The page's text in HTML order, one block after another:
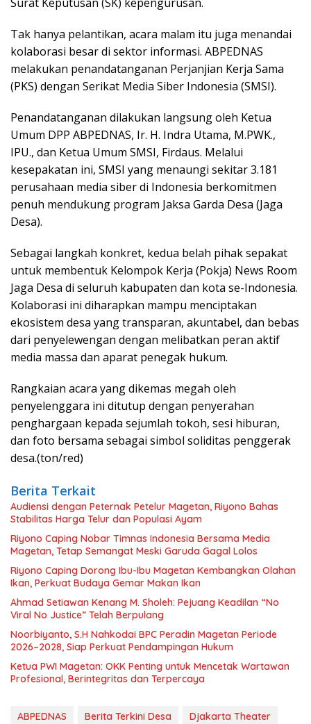
Tak hanya pelantikan, acara malam itu juga menandai
kolaborasi besar di sektor informasi. ABPEDNAS
melakukan penandatanganan Perjanjian Kerja Sama
(PKS) dengan Serikat Media Siber Indonesia (SMSI).
Penandatanganan dilakukan langsung oleh Ketua
Umum DPP ABPEDNAS, Ir. H. Indra Utama, M.PWK.,
IPU., dan Ketua Umum SMSI, Firdaus. Melalui
kesepakatan ini, SMSI yang menaungi sekitar 3.181
perusahaan media siber di Indonesia berkomitmen
penuh mendukung program Jaksa Garda Desa (Jaga
Desa).
Sebagai langkah konkret, kedua belah pihak sepakat
untuk membentuk Kelompok Kerja (Pokja) News Room
Jaga Desa di seluruh kabupaten dan kota se-Indonesia.
Kolaborasi ini diharapkan mampu menciptakan
ekosistem desa yang transparan, akuntabel, dan bebas
dari penyelewengan dengan melibatkan peran aktif
media massa dan aparat penegak hukum.
Rangkaian acara yang dikemas megah oleh
penyelenggara ini ditutup dengan penyerahan
penghargaan kepada sejumlah tokoh, sesi hiburan,
dan foto bersama sebagai simbol soliditas penggerak
desa.(ton/red)
Berita Terkait
Audiensi dengan Peternak Petelur Magetan, Riyono Bahas
Stabilitas Harga Telur dan Populasi Ayam
Riyono Caping Nobar Timnas Indonesia Bersama Media
Magetan, Tetap Semangat Meski Garuda Gagal Lolos
Riyono Caping Dorong Ibu-Ibu Magetan Kembangkan Olahan
Ikan, Perkuat Budaya Gemar Makan Ikan
Ahmad Setiawan Kenang M. Sholeh: Pejuang Keadilan “No
Viral No Justice” Telah Berpulang
Noorbiyanto, S.H Nahkodai BPC Peradin Magetan Periode
2026–2028, Siap Perkuat Pendampingan Hukum
Ketua PWI Magetan: OKK Penting untuk Mencetak Wartawan
Profesional, Berintegritas dan Terpercaya
ABPEDNAS Berita Terkini Desa
Djakarta Theater